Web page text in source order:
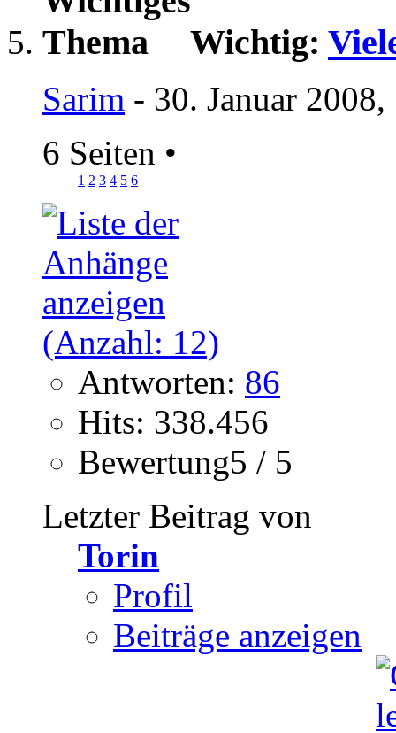
Wichtig:
Sarim - 30. Januar
6 Seiten •
1 2 3 4 5 6
Antworten: 86
Hits: 338.456
Bewertung5 / 5
Letzter Beitrag von
Torin
Profil
Beiträge anzeigen